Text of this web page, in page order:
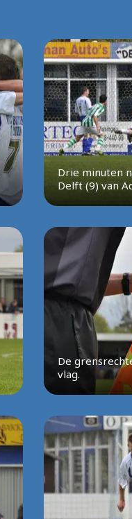
Drie minuten
Delft (9) van
De
vlag.